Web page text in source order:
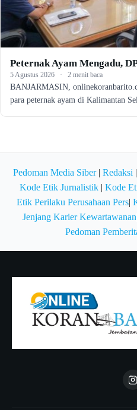
Peternak Ayam Mengadu,
5 Agustus 2026 · 2 menit baca
BANJARMASIN,
para peternak ayam di Kalimantan
Pedoman Media Siber| Redaksi |
Kode Etik Jurnalistik| Kode
Etik Perilaku Perusahaan Pers|
Jenjang Karier Kewartawanan
Pedoman